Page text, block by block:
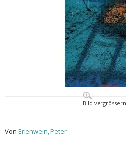
Bild vergrössern
Von Erlenwein, Peter